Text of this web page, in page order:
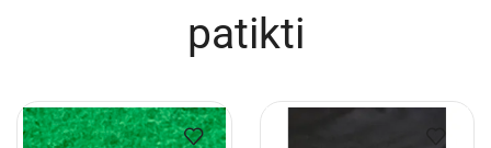
patikti